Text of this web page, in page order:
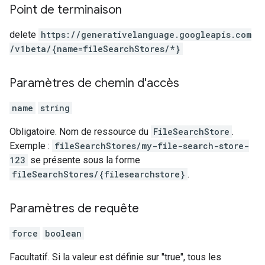
Point de terminaison
delete https: / /generativelanguage.googleapis.com
/v1beta/{name=fileSearchStores/*}
Paramètres de chemin d'accès
name string
Obligatoire. Nom de ressource du FileSearchStore .
Exemple : fileSearchStores/my-file-search-store-
123 se présente sous la forme
fileSearchStores/{filesearchstore} .
Paramètres de requête
force boolean
Facultatif. Si la valeur est définie sur "true", tous les